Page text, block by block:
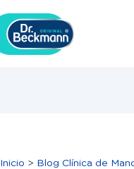
Inicio Blog Clínica de
de
entradas